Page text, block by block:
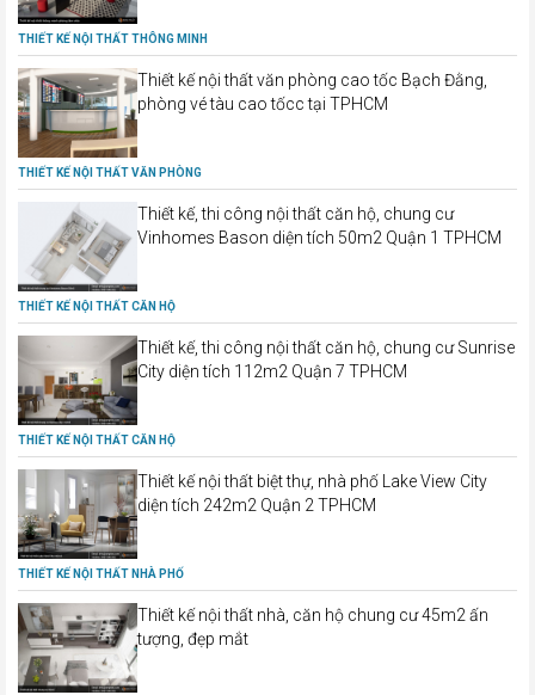
THIẾT KẾ NỘI THẤT THÔNG MINH
Thiết kế nội thất văn phòng cao tốc Bạch Đằng,
phòng vé tàu cao tốcc tại TPHCM
THIẾT KẾ NỘI THẤT VĂN PHÒNG
Thiết kế, thi công nội thất căn hộ, chung cư
Vinhomes Bason diện tích 50m2 Quận 1 TPHCM
THIẾT KẾ NỘI THẤT CĂN HỘ
Thiết kế, thi công nội thất căn hộ, chung cư Sunrise
City diện tích 112m2 Quận 7 TPHCM
THIẾT KẾ NỘI THẤT CĂN HỘ
Thiết kế nội thất biệt thự, nhà phố Lake View City
diện tích 242m2 Quận 2 TPHCM
THIẾT KẾ NỘI THẤT NHÀ PHỐ
Thiết kế nội thất nhà, căn hộ chung cư 45m2 ấn
tượng, đẹp mắt